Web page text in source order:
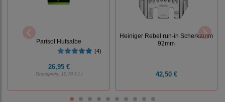
Parisol Hufsalbe
(4)
26,95 €
Grundpreis: 10,78 € / l
Heiniger Rebel run-in Scherkamm
92mm
42,50 €